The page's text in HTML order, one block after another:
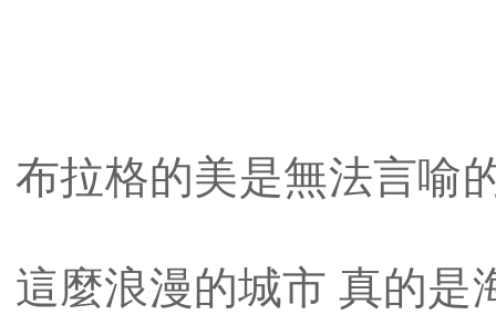
布拉格的美是無法言喻
這麼浪漫的城市 真的是